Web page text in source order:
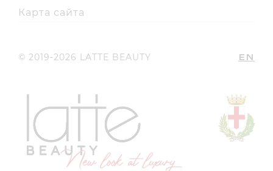
Карта сайта
© 2019-2026 LATTE BEAUTY EN